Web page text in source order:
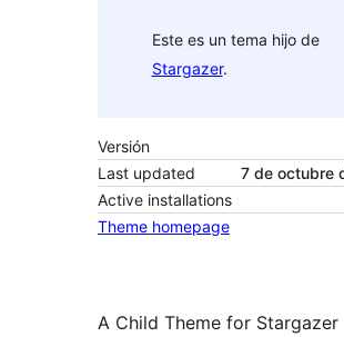
Este es un tema hijo de
Stargazer.
Versión
Last updated
7 de octubre
Active installations
Theme homepage
A Child Theme for Stargazer